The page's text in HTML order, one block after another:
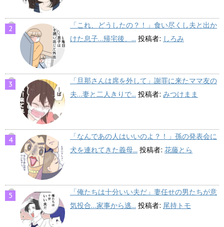
「これ、どうしたの？！」食い尽くし夫と出か
けた息子…帰宅後、... 投稿者: しろみ
「旦那さんは席を外して」謝罪に来たママ友の
夫…妻と二人きりで... 投稿者: みつけまま
「なんであの人はいいのよ？！」孫の発表会に
犬を連れてきた義母... 投稿者: 花藤とら
「俺たちは十分いい夫だ」妻任せの男たちが意
気投合…家事から逃... 投稿者: 尾持トモ